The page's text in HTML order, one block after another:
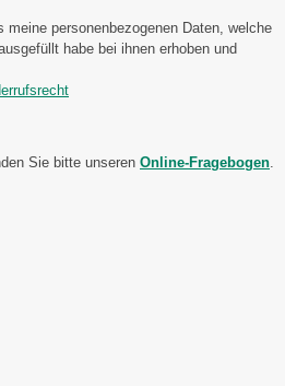
personenbezogenen Daten, welche
habe bei ihnen erhoben und
Sie bitte unseren Online-Fragebogen